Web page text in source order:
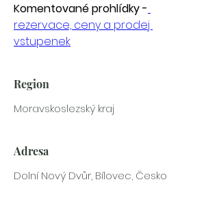
Komentované prohlídky -
rezervace, ceny a prodej
vstupenek
Region
Moravskoslezský kraj
Adresa
Dolní Nový Dvůr, Bílovec, Česko